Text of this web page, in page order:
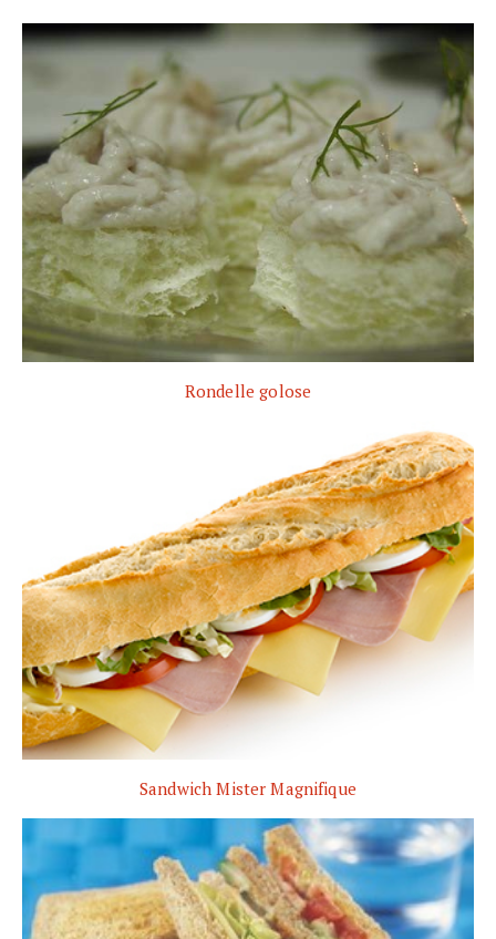
Rondelle golose
Sandwich Mister Magnifique